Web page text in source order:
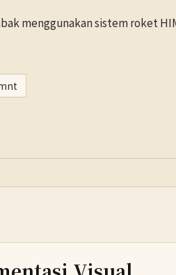
menggunakan sistem roket